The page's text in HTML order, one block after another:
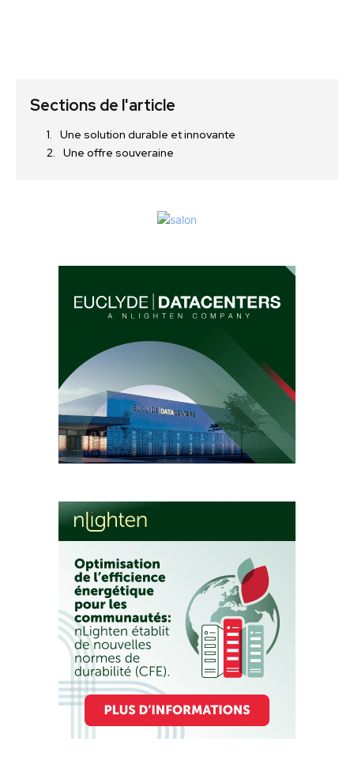
Sections de l'article
Une solution durable et innovante
Une offre souveraine